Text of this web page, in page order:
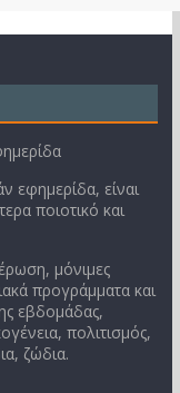
εφημερίδα, είναι
ποιοτικό και
μόνιμες
προγράμματα και
εβδομάδας,
πολιτισμός,
ζώδια.